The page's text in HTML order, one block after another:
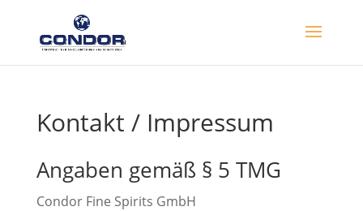
Kontakt / Impressum
Angaben gemäß § 5 TMG
Condor Fine Spirits GmbH